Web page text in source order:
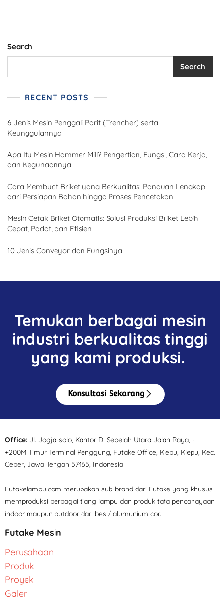
Search
Search
RECENT POSTS
6 Jenis Mesin Penggali Parit (Trencher) serta
Keunggulannya
Apa Itu Mesin Hammer Mill? Pengertian, Fungsi, Cara Kerja,
dan Kegunaannya
Cara Membuat Briket yang Berkualitas: Panduan Lengkap
dari Persiapan Bahan hingga Proses Pencetakan
Mesin Cetak Briket Otomatis: Solusi Produksi Briket Lebih
Cepat, Padat, dan Efisien
10 Jenis Conveyor dan Fungsinya
Temukan berbagai mesin
industri berkualitas tinggi
yang kami produksi.
Konsultasi Sekarang
Office: Jl. Jogja-solo, Kantor Di Sebelah Utara Jalan Raya, -
+200M Timur Terminal Penggung, Futake Office, Klepu, Klepu, Kec.
Ceper, Jawa Tengah 57465, Indonesia
Futakelampu.com merupakan sub-brand dari Futake yang khusus
memproduksi berbagai tiang lampu dan produk tata pencahayaan
indoor maupun outdoor dari besi/ alumunium cor.
Futake Mesin
Perusahaan
Produk
Proyek
Galeri